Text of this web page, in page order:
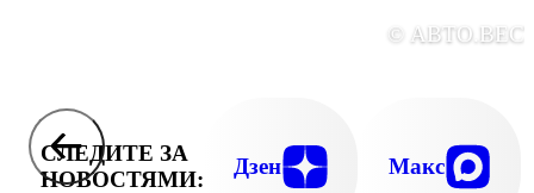
©
СЛЕДИТЕ ЗА
НОВОСТЯМИ:
Дзен Макс